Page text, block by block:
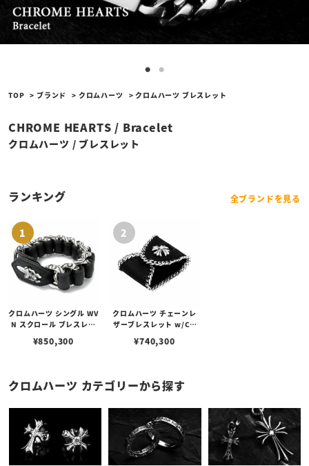
TOP ブランド クロムハーツ クロムハーツ ブレスレット
CHROME HEARTS / Bracelet
クロムハーツ / ブレスレット
ランキング 全ブランドを見る
クロムハーツ シングル WV
N スクロール ブレスレッ
¥850,300
クロムハーツ チェーンレ
ザーブレスレット w/CH
¥740,300
クロムハーツ カテゴリーから探す